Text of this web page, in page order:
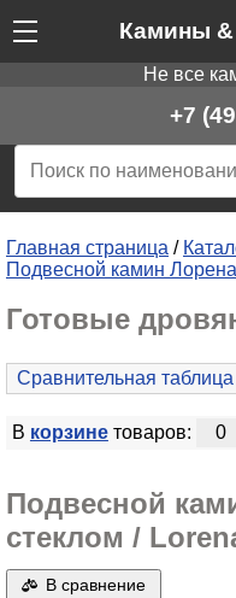
Камины &
Не все
+7
Главная страница /
Подвесной камин
Готовые
Сравнительная
В корзинетоваров: 0
Подвесной
стеклом /
В сравнение